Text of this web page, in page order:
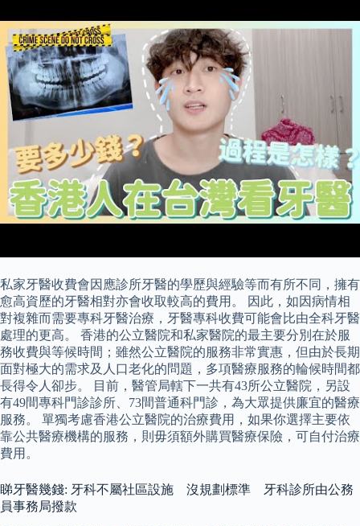
私家牙醫收費會因應診所牙醫的學歷與經驗等而有所不同，擁有
愈高資歷的牙醫相對亦會收取較高的費用。 因此，如因病情相
對複雜而需要專科牙醫治療，牙醫專科收費可能會比由全科牙醫
處理的更高。 香港的公立醫院和私家醫院的最主要分別在於服
務收費與等候時間；雖然公立醫院的服務非常實惠，但由於長期
面對極大的需求及人口老化的問題，多項醫療服務的輪候時間都
長得令人卻步。 目前，醫管局轄下一共有43所公立醫院，另設
有49間專科門診診所、73間普通科門診，為大眾提供廉宜的醫療
服務。 單獨考慮香港公立醫院的治療費用，如果你選擇主要依
靠公共醫療機構的服務，則毋須額外購買醫療保險，可自付治療
費用。
睇牙醫幾錢: 牙科不屬社區設施 沒規劃標準 牙科診所由公務
員事務局撥款